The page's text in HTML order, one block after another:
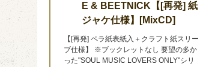
E & BEETNICK【[再発] 紙
ジャケ仕様】[MixCD]
【[再発] ペラ紙表紙入＋クラフト紙スリー
ブ仕様】 ※ブックレットなし 要望の多か
った"SOUL MUSIC LOVERS ONLY"シリ